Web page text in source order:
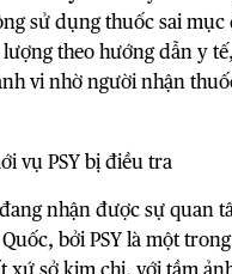
sử dụng thuốc sai mục
theo hướng dẫn y
vi nhờ người nhận
nhận được sự quan
bởi PSY là một